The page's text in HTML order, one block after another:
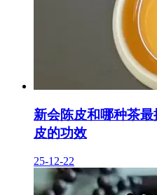
新会陈皮和哪种茶
皮的功效
25-12-22